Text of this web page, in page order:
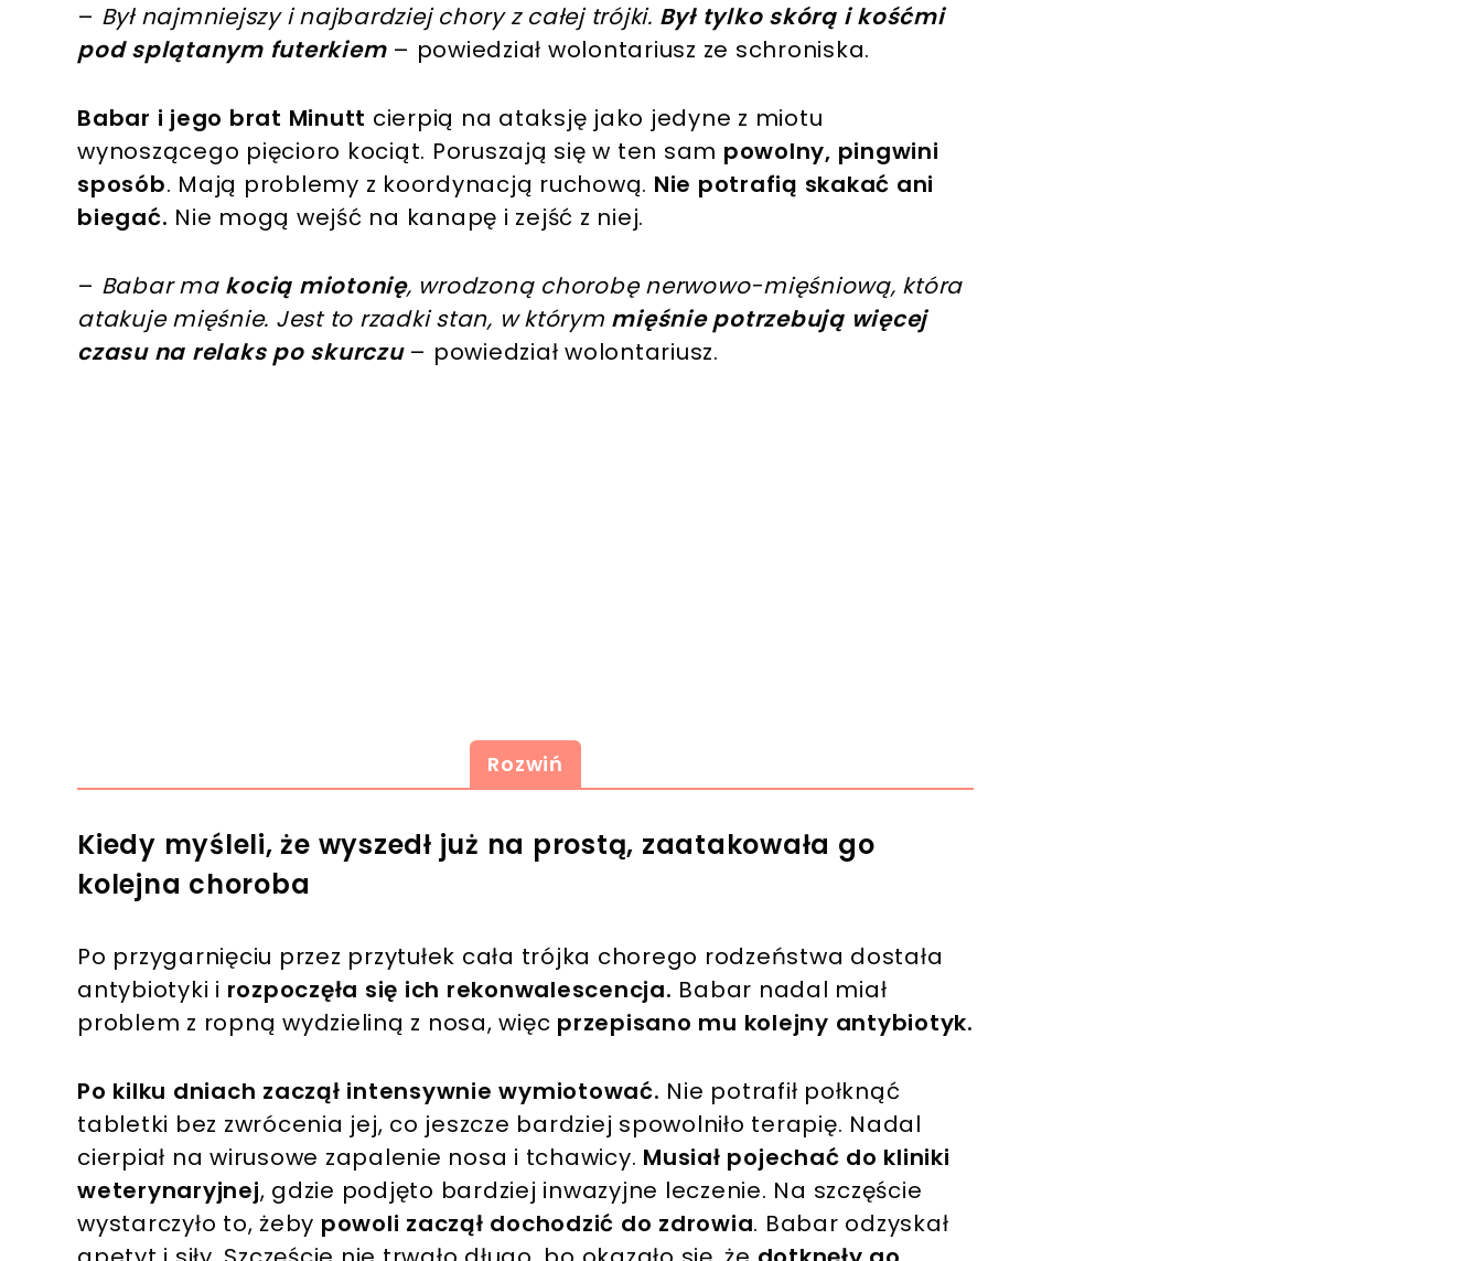
– Był najmniejszy i najbardziej chory z całej trójki. Był tylko skórą i kośćmi
pod splątanym futerkiem– powiedział wolontariusz ze schroniska.
Babar i jego brat Minutt cierpią na ataksję jako jedyne z miotu
wynoszącego pięcioro kociąt. Poruszają się w ten sam powolny, pingwini
sposób. Mają problemy z koordynacją ruchową. Nie potrafią skakać ani
biegać. Nie mogą wejść na kanapę i zejść z niej.
– Babar ma kocią miotonię, wrodzoną chorobę nerwowo-mięśniową, która
atakuje mięśnie. Jest to rzadki stan, w którym mięśnie potrzebują więcej
czasu na relaks po skurczu– powiedział wolontariusz.
Rozwiń
Kiedy myśleli, że wyszedł już na prostą, zaatakowała go
kolejna choroba
Po przygarnięciu przez przytułek cała trójka chorego rodzeństwa dostała
antybiotyki i rozpoczęła się ich rekonwalescencja. Babar nadal miał
problem z ropną wydzieliną z nosa, więc przepisano mu kolejny antybiotyk.
Po kilku dniach zaczął intensywnie wymiotować. Nie potrafił połknąć
tabletki bez zwrócenia jej, co jeszcze bardziej spowolniło terapię. Nadal
cierpiał na wirusowe zapalenie nosa i tchawicy. Musiał pojechać do kliniki
weterynaryjnej, gdzie podjęto bardziej inwazyjne leczenie. Na szczęście
wystarczyło to, żeby powoli zaczął dochodzić do zdrowia. Babar odzyskał